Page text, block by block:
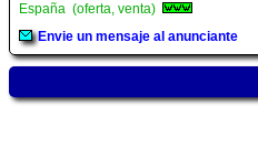
España (oferta, venta)
Envie un mensaje al anunciante